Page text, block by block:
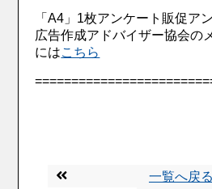
「A4」1枚アンケート販促ア
広告作成アドバイザー協会の
にはこちら
一覧へ戻る